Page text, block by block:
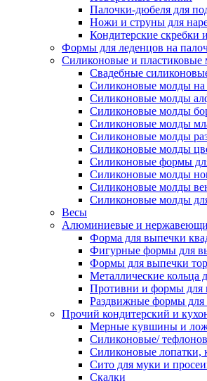
Палочки-дюбеля для
Ножи и струны для
Кондитерские скребки
Формы для леденцов на
Силиконовые и пластиковые
Свадебные
Силиконовые молды
Силиконовые молды
Силиконовые молды
Силиконовые молды
Силиконовые молды
Силиконовые молды
Силиконовые формы
Силиконовые молды
Силиконовые молды
Силиконовые молды
Весы
Алюминиевые и
Форма для выпечки
Фигурные формы для
Формы для выпечки
Металлические кольца
Противни и формы для
Раздвижные формы для
Прочий кондитерский и
Мерные кувшины и
Силиконовые/
Силиконовые лопатки,
Сито для муки и
Скалки